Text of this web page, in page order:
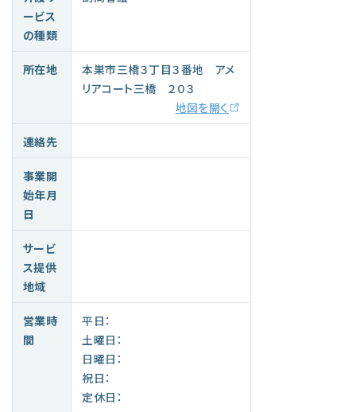
ービス
の種類
所在地
本巣市三橋３丁目３番地 アメ
リアコート三橋 ２０３
地図を開く
連絡先
事業開
始年月
日
サービ
ス提供
地域
営業時
間
平日：
土曜日：
日曜日：
祝日：
定休日：